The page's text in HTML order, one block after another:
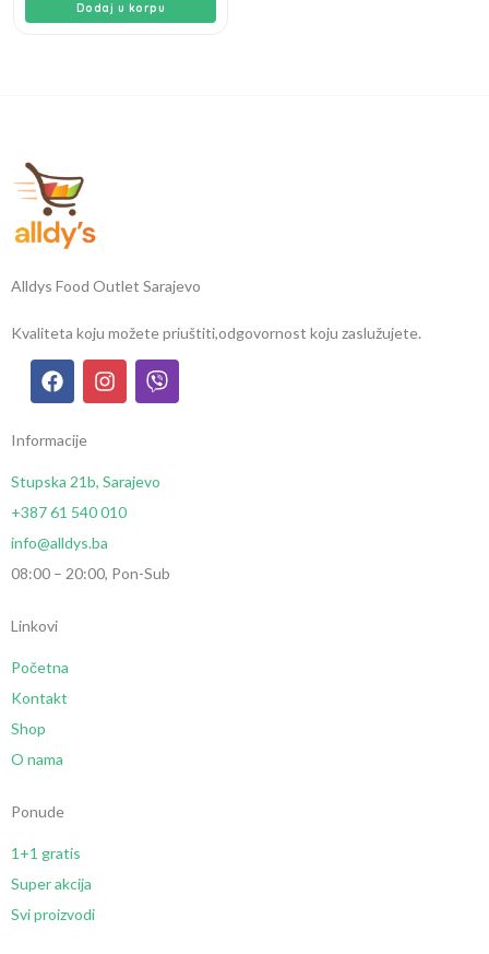
Dodaj u korpu
Alldys Food Outlet Sarajevo
Kvaliteta koju možete priuštiti,odgovornost koju zaslužujete.
Informacije
Stupska 21b, Sarajevo
+387 61 540 010
info@alldys.ba
08:00 – 20:00, Pon-Sub
Linkovi
Početna
Kontakt
Shop
O nama
Ponude
1+1 gratis
Super akcija
Svi proizvodi